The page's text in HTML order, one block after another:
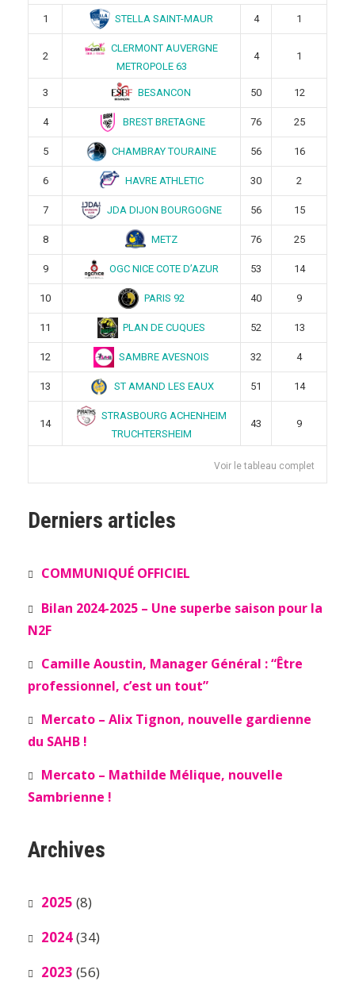
1 STELLA SAINT-MAUR 4 1
2
CLERMONT AUVERGNE
METROPOLE 63
4 1
3 BESANCON 50 12
4 BREST BRETAGNE 76 25
5 CHAMBRAY TOURAINE 56 16
6 HAVRE ATHLETIC 30 2
7 JDA DIJON BOURGOGNE 56 15
8 METZ 76 25
9 OGC NICE COTE D’AZUR 53 14
10 PARIS 92 40 9
11 PLAN DE CUQUES 52 13
12 SAMBRE AVESNOIS 32 4
13 ST AMAND LES EAUX 51 14
14
STRASBOURG ACHENHEIM
TRUCHTERSHEIM
43 9
Voir le tableau complet
Derniers articles
COMMUNIQUÉ OFFICIEL
Bilan 2024-2025 – Une superbe saison pour la
N2F
Camille Aoustin, Manager Général : “Être
professionnel, c’est un tout”
Mercato – Alix Tignon, nouvelle gardienne
du SAHB !
Mercato – Mathilde Mélique, nouvelle
Sambrienne !
Archives
2025 (8)
2024(34)
2023 (56)